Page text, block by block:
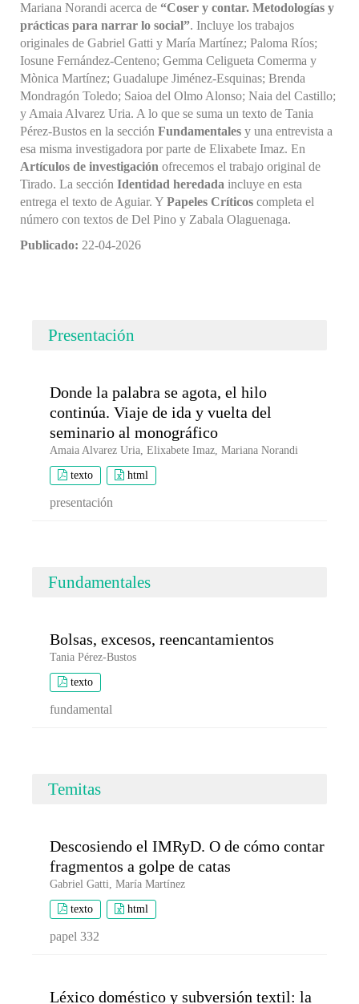
Mariana Norandi acerca de “Coser y contar. Metodologías y
prácticas para narrar lo social”. Incluye los trabajos
originales de Gabriel Gatti y María Martínez; Paloma Ríos;
Iosune Fernández-Centeno; Gemma Celigueta Comerma y
Mònica Martínez; Guadalupe Jiménez-Esquinas; Brenda
Mondragón Toledo; Saioa del Olmo Alonso; Naia del Castillo;
y Amaia Alvarez Uria. A lo que se suma un texto de Tania
Pérez-Bustos en la sección Fundamentales y una entrevista a
esa misma investigadora por parte de Elixabete Imaz. En
Artículos de investigación ofrecemos el trabajo original de
Tirado. La sección Identidad heredada incluye en esta
entrega el texto de Aguiar. Y Papeles Críticos completa el
número con textos de Del Pino y Zabala Olaguenaga.
Publicado: 22-04-2026
Presentación
Donde la palabra se agota, el hilo
continúa. Viaje de ida y vuelta del
seminario al monográfico
Amaia Alvarez Uria, Elixabete Imaz, Mariana Norandi
texto html
presentación
Fundamentales
Bolsas, excesos, reencantamientos
Tania Pérez-Bustos
texto
fundamental
Temitas
Descosiendo el IMRyD. O de cómo contar
fragmentos a golpe de catas
Gabriel Gatti, María Martínez
texto html
papel 332
Léxico doméstico y subversión textil: la